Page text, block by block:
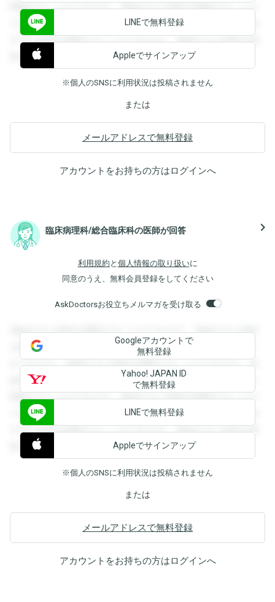
閲覧することができます。登録すると回答を閲覧することが
できます。登録すると回答を閲覧することができます。登録
すると回答を閲覧することができます。登録すると回答を閲
覧することができます。
LINEで無料登録
Appleでサインアップ
※個人のSNSに利用状況は投稿されません
または
メールアドレスで無料登録
アカウントをお持ちの方はログインへ
臨床病理科/総合臨床科の医師が回答 navigate_next
利用規約 と 個人情報の取り扱いに
同意のうえ、無料会員登録をしてください
AskDoctorsお役立ちメルマガを受け取る
登録すると回答を閲覧することができます。登録すると回答
を閲覧することができます。登録すると回答を閲覧すること
ができます。登録すると回答を閲覧することができます。登
録すると回答を閲覧することができます。登録すると回答を
閲覧することができます。登録すると回答を閲覧することが
できます。登録すると回答を閲覧することができます。登録
すると回答を閲覧することができます。登録すると回答を閲
覧することができます。
Googleアカウントで
無料登録
Yahoo! JAPAN ID
で無料登録
LINEで無料登録
Appleでサインアップ
※個人のSNSに利用状況は投稿されません
または
メールアドレスで無料登録
アカウントをお持ちの方はログインへ